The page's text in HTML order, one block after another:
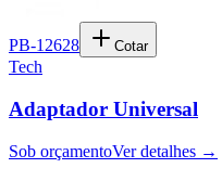
PB-12628 Cotar
Tech
Adaptador Universal
Sob orçamentoVer detalhes →